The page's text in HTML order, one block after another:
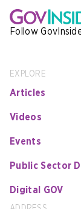
Follow
EXPLORE
Articles
Videos
Events
Public Sector
Digital GOV